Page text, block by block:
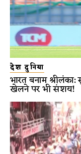
देश दुनिया
भारत बनाम
खेलने पर भी संशय!